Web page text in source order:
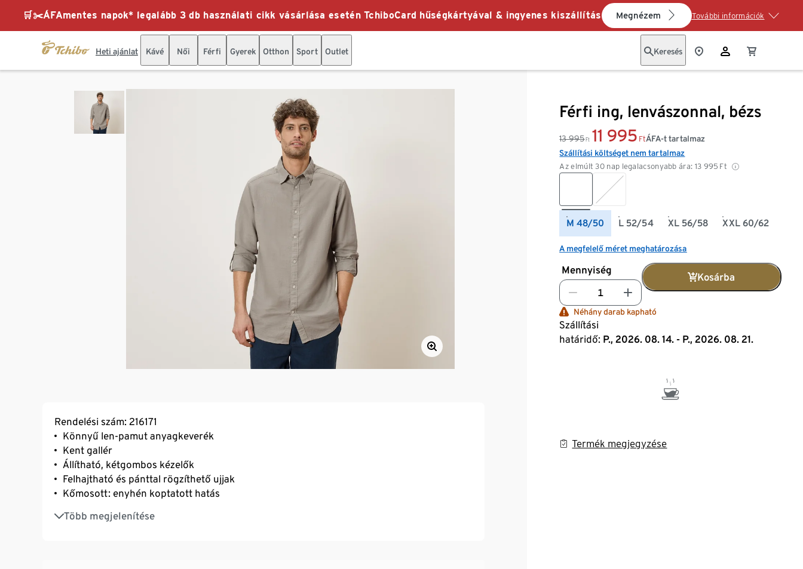
🛒✂️ÁFAmentes napok* legalább 3 db használati cikk vásárlása esetén TchiboCard hűségkártyával & ingyenes kiszállítás Megnézem További információk
Heti ajánlat Kávé Női Férfi Gyerek Otthon Sport Outlet Keresés
Férfi ing, lenvászonnal, bézs
13 995 Ft 11 995 Ft
Az elmúlt 30 nap legalacsonyabb ára: 13 995 Ft
ÁFA-t tartalmaz
Szállítási költséget nem tartalmaz
M 48/50 L 52/54 XL 56/58 XXL 60/62
A megfelelő méret meghatározása
Mennyiség
Kosárba
Néhány darab kapható
Szállítási
határidő: P., 2026. 08. 14. - P., 2026. 08. 21.
Termék megjegyzése
Rendelési szám: 216171
Könnyű len-pamut anyagkeverék
Kent gallér
Állítható, kétgombos kézelők
Felhajtható és pánttal rögzíthető ujjak
Kőmosott: enyhén koptatott hatás
Több megjelenítése
Modern fit szabás